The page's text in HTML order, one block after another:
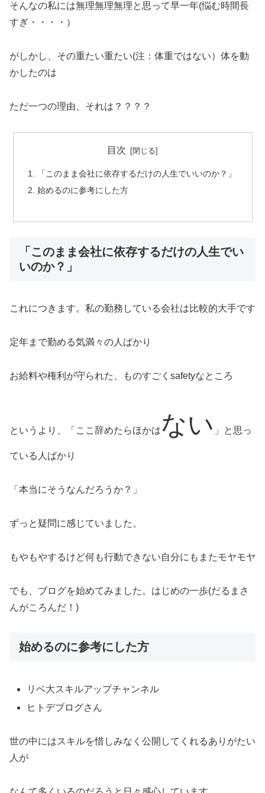
そんなの私には無理無理無理と思って早一年(悩む時間長
すぎ・・・・）
がしかし、その重たい重たい(注：体重ではない）体を動
かしたのは
ただ一つの理由、それは？？？？
目次
「このまま会社に依存するだけの人生でいいのか？」
始めるのに参考にした方
「このまま会社に依存するだけの人生でい
いのか？」
これにつきます。私の勤務している会社は比較的大手です
定年まで勤める気満々の人ばかり
お給料や権利が守られた、ものすごくsafetyなところ
というより、「ここ辞めたらほかはない 」と思っ
ている人ばかり
「本当にそうなんだろうか？」
ずっと疑問に感じていました。
もやもやするけど何も行動できない自分にもまたモヤモヤ
でも、ブログを始めてみました。はじめの一歩(だるまさ
んがころんだ！)
始めるのに参考にした方
リベ大スキルアップチャンネル
ヒトデブログさん
世の中にはスキルを惜しみなく公開してくれるありがたい
人が